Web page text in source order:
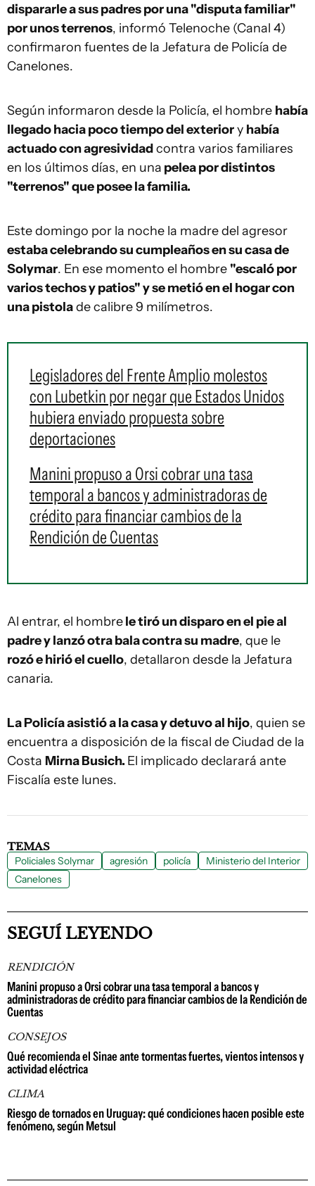
dispararle a sus padres por una "disputa familiar"
por unos terrenos, informó Telenoche (Canal 4)
confirmaron fuentes de la Jefatura de Policía de
Canelones.
Según informaron desde la Policía, el hombre había
llegado hacia poco tiempo del exteriory había
actuado con agresividadcontra varios familiares
en los últimos días, en una pelea por distintos
"terrenos" que posee la familia.
Este domingo por la noche la madre del agresor
estaba celebrando su cumpleaños en su casa de
Solymar. En ese momento el hombre "escaló por
varios techos y patios" y se metió en el hogar con
una pistolade calibre 9 milímetros.
Legisladores del Frente Amplio molestos
con Lubetkin por negar que Estados Unidos
hubiera enviado propuesta sobre
deportaciones
Manini propuso a Orsi cobrar una tasa
temporal a bancos y administradoras de
crédito para financiar cambios de la
Rendición de Cuentas
Al entrar, el hombrele tiró un disparo en el pie al
padre y lanzó otra bala contra su madre, que le
rozó e hirió el cuello, detallaron desde la Jefatura
canaria.
La Policía asistió a la casa y detuvo al hijo, quien se
encuentra a disposición de la fiscal de Ciudad de la
Costa Mirna Busich. El implicado declarará ante
Fiscalía este lunes.
TEMAS
Policiales Solymar agresión policía
Ministerio del Interior
Canelones
SEGUÍ LEYENDO
RENDICIÓN
Manini propuso a Orsi cobrar una tasa temporal a bancos y
administradoras de crédito para financiar cambios de la Rendición de
Cuentas
CONSEJOS
Qué recomienda el Sinae ante tormentas fuertes, vientos intensos y
actividad eléctrica
CLIMA
Riesgo de tornados en Uruguay: qué condiciones hacen posible este
fenómeno, según Metsul